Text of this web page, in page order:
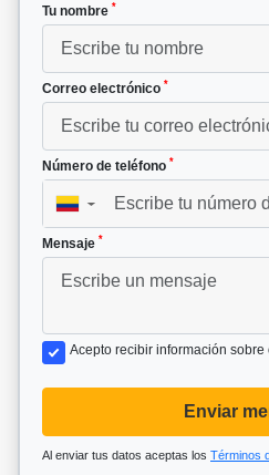
Tu nombre *
Correo electrónico *
Número de teléfono *
▼
Mensaje *
Acepto recibir información
Enviar
Al enviar tus datos aceptas los Términos